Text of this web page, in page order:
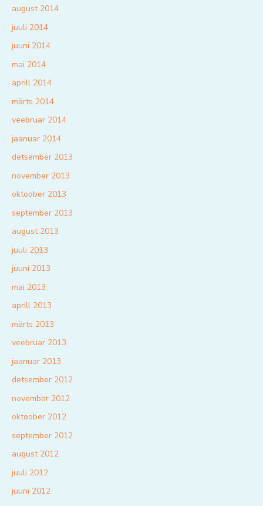
august 2014
juuli 2014
juuni 2014
mai 2014
aprill 2014
märts 2014
veebruar 2014
jaanuar 2014
detsember 2013
november 2013
oktoober 2013
september 2013
august 2013
juuli 2013
juuni 2013
mai 2013
aprill 2013
märts 2013
veebruar 2013
jaanuar 2013
detsember 2012
november 2012
oktoober 2012
september 2012
august 2012
juuli 2012
juuni 2012